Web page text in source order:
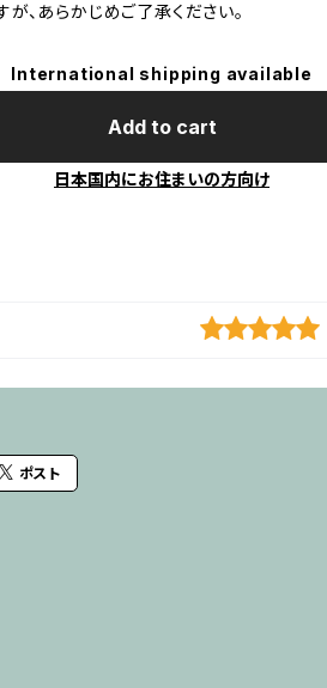
、あらかじめご了承ください。
International shipping available
Add to cart
日本国内にお住まいの方向け
ポスト